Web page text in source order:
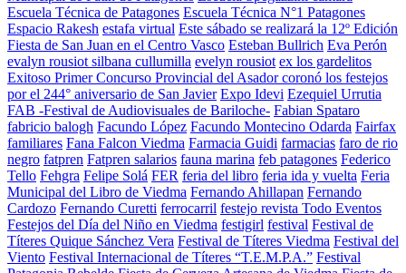
Escuela Técnica de Patagones Escuela Técnica N°1 Patagones
Espacio Rakesh estafa virtual Este sábado se realizará la 12º Edición
Fiesta de San Juan en el Centro Vasco Esteban Bullrich Eva Perón
evalyn rousiot silbana cullumilla evelyn rousiot ex los gardelitos
Exitoso Primer Concurso Provincial del Asador coronó los festejos
por el 244° aniversario de San Javier Expo Idevi Ezequiel Urrutia
FAB -Festival de Audiovisuales de Bariloche- Fabian Spataro
fabricio balogh Facundo López Facundo Montecino Odarda Fairfax
familiares Fana Falcon Viedma Farmacia Guidi farmacias faro de rio
negro fatpren Fatpren salarios fauna marina feb patagones Federico
Tello Fehgra Felipe Solá FER feria del libro feria ida y vuelta Feria
Municipal del Libro de Viedma Fernando Ahillapan Fernando
Cardozo Fernando Curetti ferrocarril festejo revista Todo Eventos
Festejos del Día del Niño en Viedma festigirl festival Festival de
Títeres Quique Sánchez Vera Festival de Títeres Viedma Festival del
Viento Festival Internacional de Títeres “T.E.M.P.A.” Festival